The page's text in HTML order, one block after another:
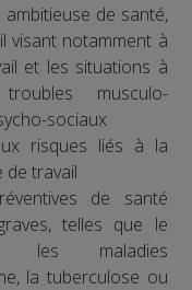
de santé,
visant notamment à
et les situations à
musculo-
sociaux
risques liés à la
de travail
de santé
telles que le
les maladies
la tuberculose ou